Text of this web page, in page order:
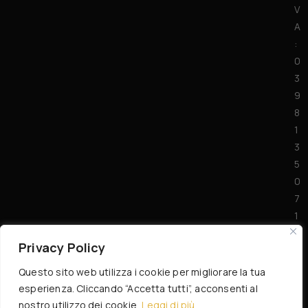
Privacy Policy
Questo sito web utilizza i cookie per migliorare la tua
esperienza. Cliccando “Accetta tutti”, acconsenti al
nostro utilizzo dei cookie. Leggi di più
V
A
:
0
3
9
8
1
3
5
0
7
1
7